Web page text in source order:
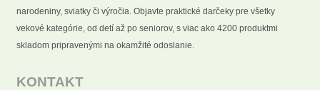
narodeniny, sviatky či výročia. Objavte praktické darčeky pre všetky
vekové kategórie, od detí až po seniorov, s viac ako 4200 produktmi
skladom pripravenými na okamžité odoslanie.
KONTAKT